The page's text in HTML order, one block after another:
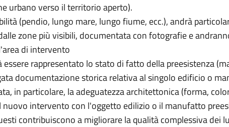
urbano verso il territorio aperto).
(pendio, lungo mare, lungo fiume, ecc.), andrà
zone più visibili, documentata con fotografie e
di intervento
rappresentato lo stato di fatto della preesistenza
documentazione storica relativa al singolo edificio o
in particolare, la adeguatezza architettonica (forma,
intervento con l'oggetto edilizio o il manufatto
contribuiscono a migliorare la qualità complessiva dei